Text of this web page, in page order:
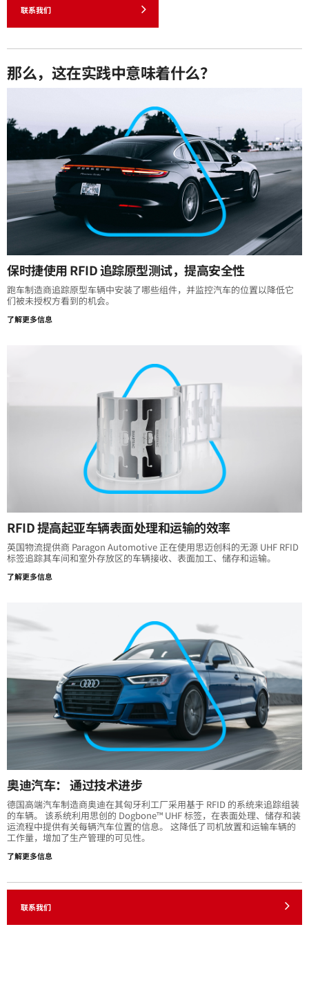
联系我们
那么，这在实践中意味着什么？
保时捷使用 RFID 追踪原型测试，提高安全性
跑车制造商追踪原型车辆中安装了哪些组件，并监控汽车的位置以降低它
们被未授权方看到的机会。
了解更多信息
RFID 提高起亚车辆表面处理和运输的效率
英国物流提供商 Paragon Automotive 正在使用思迈创科的无源 UHF RFID
标签追踪其车间和室外存放区的车辆接收、表面加工、储存和运输。
了解更多信息
奥迪汽车： 通过技术进步
德国高端汽车制造商奥迪在其匈牙利工厂采用基于 RFID 的系统来追踪组装
的车辆。 该系统利用思创的 Dogbone™ UHF 标签，在表面处理、储存和装
运流程中提供有关每辆汽车位置的信息。 这降低了司机放置和运输车辆的
工作量，增加了生产管理的可见性。
了解更多信息
联系我们